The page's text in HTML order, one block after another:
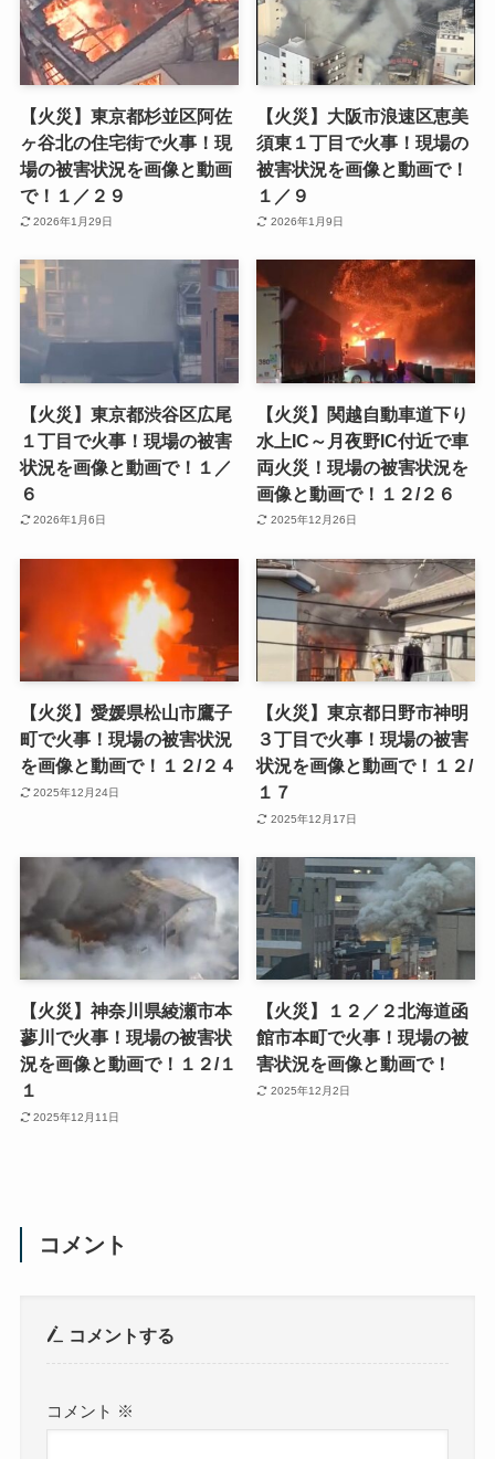
【火災】東京都杉並区阿佐
ヶ谷北の住宅街で火事！現
場の被害状況を画像と動画
で！１／２９
2026年1月29日
【火災】大阪市浪速区恵美
須東１丁目で火事！現場の
被害状況を画像と動画で！
１／９
2026年1月9日
【火災】東京都渋谷区広尾
１丁目で火事！現場の被害
状況を画像と動画で！１／
６
2026年1月6日
【火災】関越自動車道下り
水上IC～月夜野IC付近で車
両火災！現場の被害状況を
画像と動画で！１２/２６
2025年12月26日
【火災】愛媛県松山市鷹子
町で火事！現場の被害状況
を画像と動画で！１２/２４
2025年12月24日
【火災】東京都日野市神明
３丁目で火事！現場の被害
状況を画像と動画で！１２/
１７
2025年12月17日
【火災】神奈川県綾瀬市本
蓼川で火事！現場の被害状
況を画像と動画で！１２/１
１
2025年12月11日
【火災】１２／２北海道函
館市本町で火事！現場の被
害状況を画像と動画で！
2025年12月2日
コメント
コメントする
コメント ※